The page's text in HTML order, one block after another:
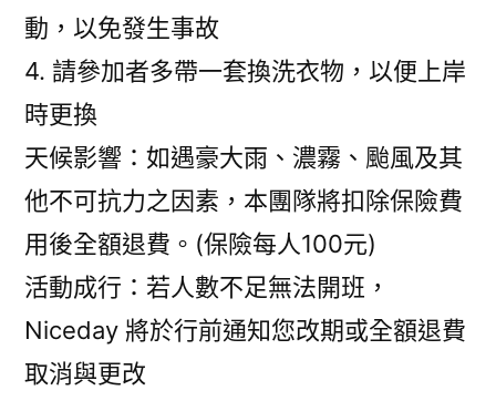
動，以免發生事故
4. 請參加者多帶一套換洗衣物，以便上岸
時更換
天候影響：如遇豪大雨、濃霧、颱風及其
他不可抗力之因素，本團隊將扣除保險費
用後全額退費。(保險每人100元)
活動成行：若人數不足無法開班，
Niceday 將於行前通知您改期或全額退費
取消與更改